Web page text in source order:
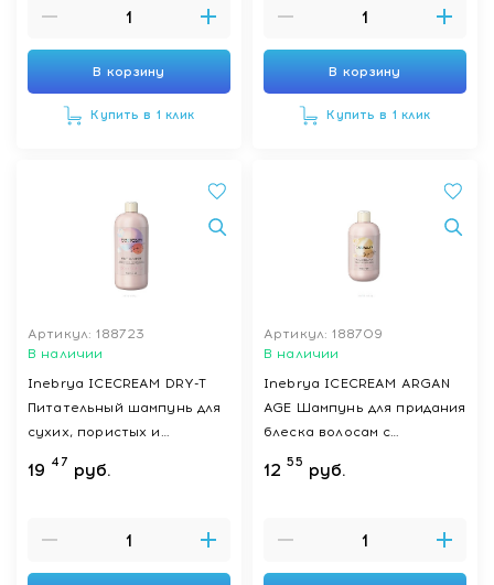
В корзину
Купить в 1 клик
В корзину
Купить в 1 клик
Артикул: 188723
В наличии
Inebrya ICECREAM DRY-T
Питательный шампунь для
сухих, пористых и
обработанных волос
Inebrya DRY-T SHAMPOO,
19 47 руб.
Артикул: 188709
В наличии
Inebrya ICECREAM ARGAN
AGE Шампунь для придания
блеска волосам с
аргановым маслом PRO-AGE
SHAMPOO, 300 мл
12 55 руб.